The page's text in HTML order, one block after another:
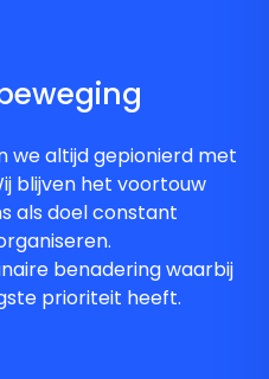
we altijd gepionierd met
blijven het voortouw
als doel constant
benadering waarbij
prioriteit heeft.